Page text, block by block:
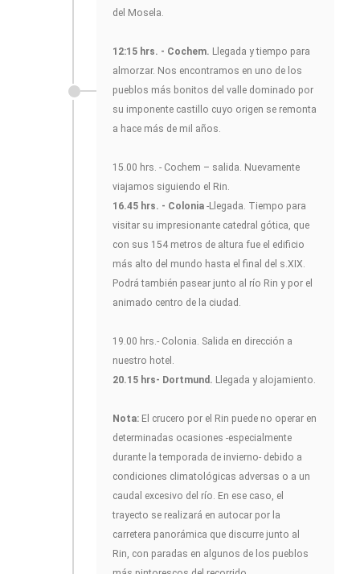
del Mosela.
12:15 hrs. - Cochem. Llegada y tiempo para
almorzar. Nos encontramos en uno de los
pueblos más bonitos del valle dominado por
su imponente castillo cuyo origen se remonta
a hace más de mil años.
15.00 hrs. - Cochem – salida. Nuevamente
viajamos siguiendo el Rin.
16.45 hrs. - Colonia -Llegada. Tiempo para
visitar su impresionante catedral gótica, que
con sus 154 metros de altura fue el edificio
más alto del mundo hasta el final del s.XIX.
Podrá también pasear junto al río Rin y por el
animado centro de la ciudad.
19.00 hrs.- Colonia. Salida en dirección a
nuestro hotel.
20.15 hrs- Dortmund. Llegada y alojamiento.
Nota: El crucero por el Rin puede no operar en
determinadas ocasiones -especialmente
durante la temporada de invierno- debido a
condiciones climatológicas adversas o a un
caudal excesivo del río. En ese caso, el
trayecto se realizará en autocar por la
carretera panorámica que discurre junto al
Rin, con paradas en algunos de los pueblos